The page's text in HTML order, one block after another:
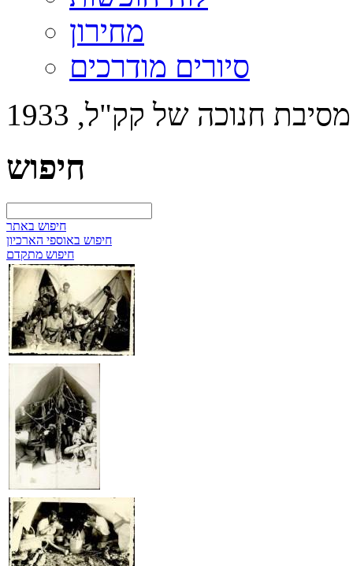
מחירון
סיורים מודרכים
מסיבת חנוכה של קק"ל, 1933
חיפוש
חיפוש באתר
חיפוש באוספי הארכיון
חיפוש מתקדם